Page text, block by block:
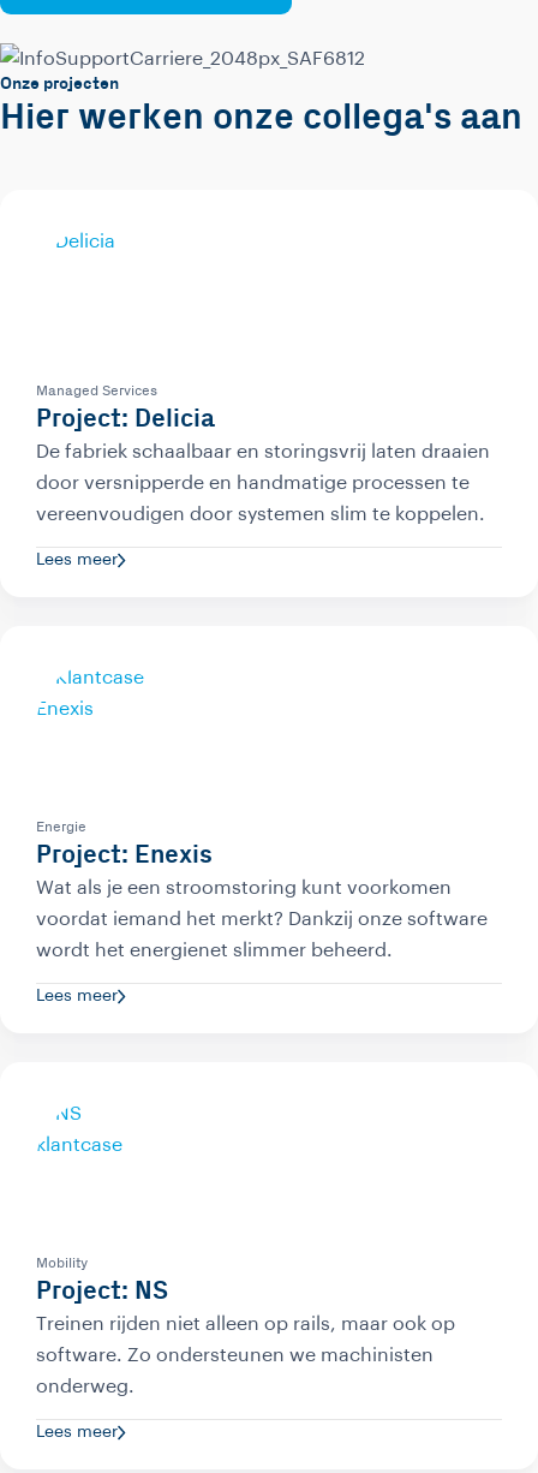
Onze projecten
Hier werken onze collega's aan
Managed Services
Project: Delicia
De fabriek schaalbaar en storingsvrij laten draaien
door versnipperde en handmatige processen te
vereenvoudigen door systemen slim te koppelen.
Lees meer
Energie
Project: Enexis
Wat als je een stroomstoring kunt voorkomen
voordat iemand het merkt? Dankzij onze software
wordt het energienet slimmer beheerd.
Lees meer
Mobility
Project: NS
Treinen rijden niet alleen op rails, maar ook op
software. Zo ondersteunen we machinisten
onderweg.
Lees meer